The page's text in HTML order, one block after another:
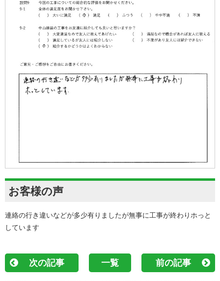
お客様の声
連絡の行き違いなどが多少有りましたが無事に工事が終わりホっと
しています
次の記事 一覧 前の記事